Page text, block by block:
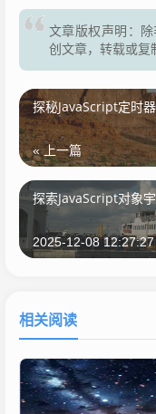
文章版权声明：
创文章，转载或复
探秘JavaScript定时
« 上一篇
探索JavaScript对象
2025-12-08 12:27:27
相关阅读